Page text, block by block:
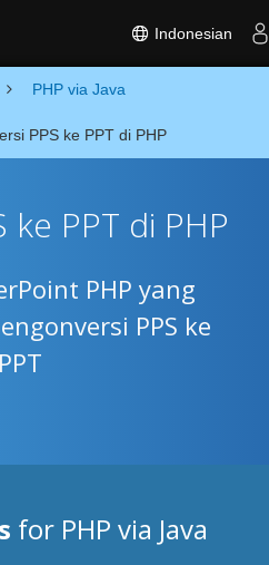
Indonesian
PHP via Java
PPS ke PPT di PHP
ke PPT di PHP
PHP yang
PPS ke
PPT
for PHP via Java